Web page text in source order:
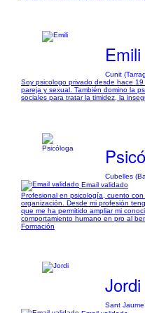
Emili
Cunit
Soy psicologo privado desde hace
pareja y sexual. También domino la
sociales para tratar la timidez, la
Cubelles
Email validado
Profesional en psicología, cuento
organización. Desde mi profesión
que me ha permitido ampliar mi
comportamiento humano en pro al
Formación
Jordi
Sant